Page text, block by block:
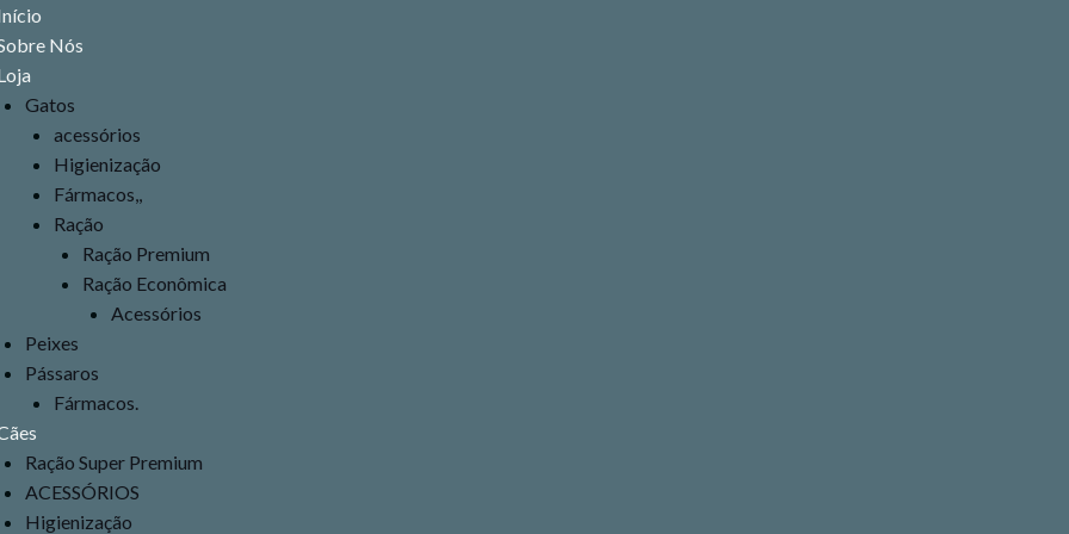
Nós
Gatos
acessórios
Higienização
Fármacos,,
Ração
Ração Premium
Ração Econômica
Acessórios
Peixes
Pássaros
Fármacos.
Ração Super Premium
ACESSÓRIOS
Higienização